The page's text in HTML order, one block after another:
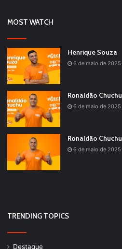
MOST WATCH
Henrique Souza
6 de maio de 2025
Ronaldão Chuchu
6 de maio de 2025
Ronaldão Chuchu
6 de maio de 2025
TRENDING TOPICS
Destaque